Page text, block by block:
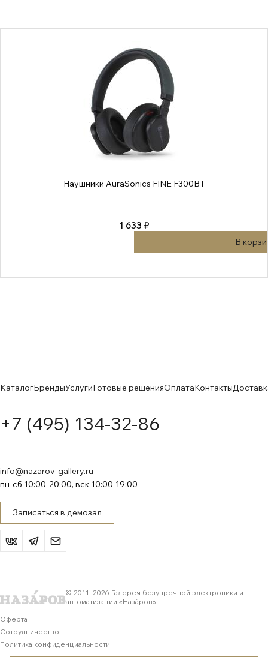
Наушники AuraSonics FINE F300BT
1 633 ₽
В
КаталогБрендыУслугиГотовые решенияОплатаКонтакты
+7 (495) 134-32-86
info@nazarov-gallery.ru
пн-сб 10:00-20:00, вск 10:00-19:00
Записаться в демозал
© 2011–2026 Галерея безупречной электроники и
автоматизации «Назáров»
Оферта
Сотрудничество
Политика конфиденциальности